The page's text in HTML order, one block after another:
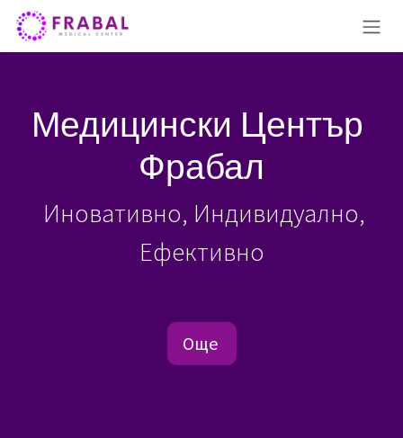
Преминете към съдържание
Медицински Център
Фрабал
Иновативно, Индивидуално,
Ефективно
Още